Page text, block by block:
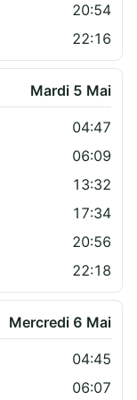
20:54
22:16
Mardi 5 Mai
04:47
06:09
13:32
17:34
20:56
22:18
Mercredi 6 Mai
04:45
06:07